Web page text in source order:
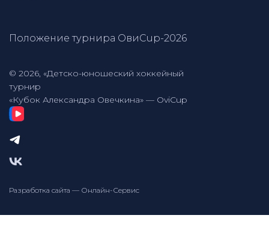
Положение турнира ОвиCup-2026
© 2026, «Детско-юношеский хоккейный
турнир
«Кубок Александра Овечкина» — OviCup
Разработка сайта — Онлайн-Сервис